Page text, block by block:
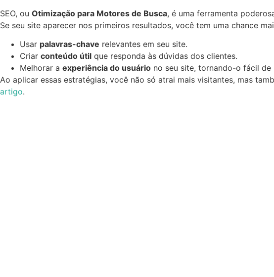
SEO, ou Otimização para Motores de Busca, é uma ferramenta
Se seu site aparecer nos primeiros resultados, você tem uma chance
Usar palavras-chave relevantes em seu site.
Criar conteúdo útil que responda às dúvidas dos clientes.
Melhorar a experiência do usuário no seu site, tornando-o fácil de
Ao aplicar essas estratégias, você não só atrai mais visitantes, mas
artigo.